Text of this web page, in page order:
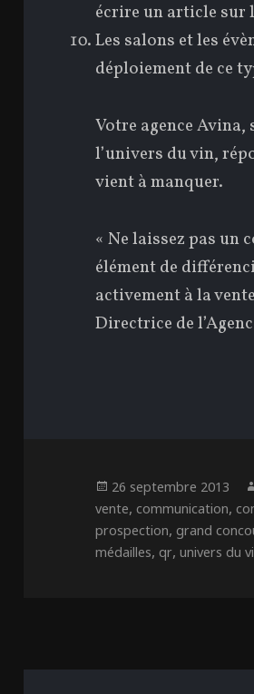
écrire un article sur
Les salons et les
déploiement de ce
Votre agence
l’univers du vin,
vient à manquer.
« Ne laissez pas un
élément de
activement à la
Directrice de
Publié
le
26 septembre 2013
vente,communication,
prospection, grand
médailles,qr,univers du